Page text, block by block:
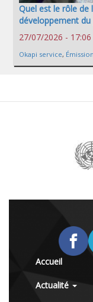
Quel est le rôle de
développement du
27/07/2026 - 17:06
Okapi service,
Accueil
Actualité